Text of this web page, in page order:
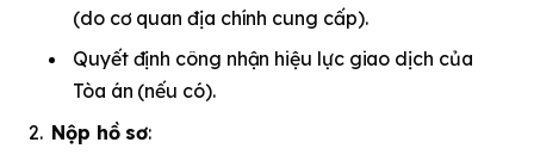
(do cơ quan địa chính cung cấp).
Quyết định công nhận hiệu lực giao dịch của
Tòa án (nếu có).
Nộp hồ sơ: